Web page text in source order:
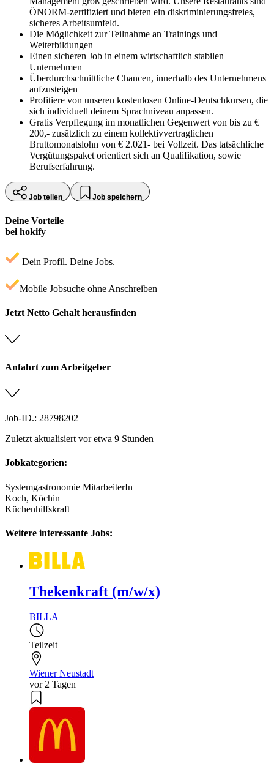
ÖNORM-zertifiziert und bieten ein diskriminierungsfreies,
sicheres Arbeitsumfeld.
Die Möglichkeit zur Teilnahme an Trainings und
Weiterbildungen
Einen sicheren Job in einem wirtschaftlich stabilen
Unternehmen
Überdurchschnittliche Chancen, innerhalb des Unternehmens
aufzusteigen
Profitiere von unseren kostenlosen Online-Deutschkursen, die
sich individuell deinem Sprachniveau anpassen.
Gratis Verpflegung im monatlichen Gegenwert von bis zu €
200,- zusätzlich zu einem kollektivvertraglichen
Bruttomonatslohn von € 2.021- bei Vollzeit. Das tatsächliche
Vergütungspaket orientiert sich an Qualifikation, sowie
Berufserfahrung.
Job teilen Job speichern
Deine Vorteile
bei hokify
Dein Profil. Deine Jobs.
Mobile Jobsuche ohne Anschreiben
Jetzt Netto Gehalt herausfinden
Anfahrt zum Arbeitgeber
Job-ID.: 28798202
Zuletzt aktualisiert vor etwa 9 Stunden
Jobkategorien:
Systemgastronomie MitarbeiterIn
Koch, Köchin
Küchenhilfskraft
Weitere interessante Jobs:
Thekenkraft (m/w/x)
BILLA
Teilzeit
Wiener Neustadt
vor 2 Tagen